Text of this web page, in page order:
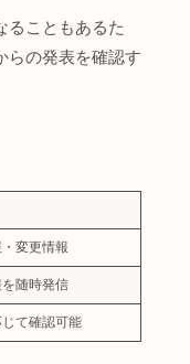
ることもあるた
らの発表を確認す
変更情報
随時発信
て確認可能